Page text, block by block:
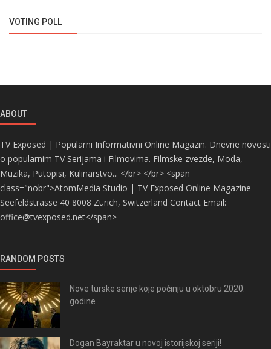
VOTING POLL
ABOUT
TV Exposed | Popularni Informativni Online Magazin. Dnevne novosti
o popularnim TV Serijama i Filmovima. Filmske zvezde, Moda,
Muzika, Putopisi, Kulinarstvo... </br> </br> <span
class="nobr">AtomMedia Studio | TV Exposed Online Magazine
Seefeldstrasse 40 8008 Zürich, Switzerland Contact Email:
office@tvexposed.net</span>
RANDOM POSTS
Nove turske serije koje počinju u oktobru 2020.
godine
Dogan Bayraktar u novoj istorijskoj seriji!